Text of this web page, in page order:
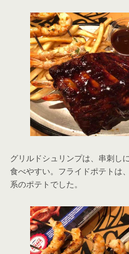
グリルドシュリンプは、串刺し
食べやすい。フライドポテトは
系のポテトでした。